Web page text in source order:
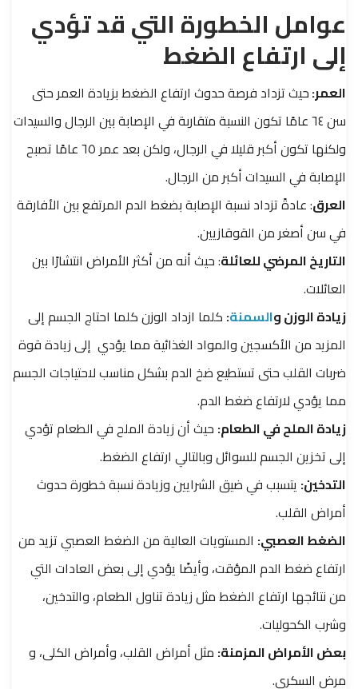
عوامل الخطورة التي قد تؤدي
إلى ارتفاع الضغط
العمر:حيث تزداد فرصة حدوث ارتفاع الضغط بزيادة العمر حتى
سن ٦٤ عامًا تكون النسبة متقاربة في الإصابة بين الرجال والسيدات
ولكنها تكون أكبر قليلا في الرجال، ولكن بعد عمر ٦٥ عامًا تصبح
الإصابة في السيدات أكبر من الرجال.
العرق: عادةً تزداد نسبة الإصابة بضغط الدم المرتفع بين الأفارقة
في سن أصغر من القوقازيين.
التاريخ المرضي للعائلة: حيث أنه من أكثر الأمراض انتشارًا بين
العائلات.
زيادة الوزن والسمنة: كلما ازداد الوزن كلما احتاج الجسم إلى
المزيد من الأكسجين والمواد الغذائية مما يؤدي إلى زيادة قوة
ضربات القلب حتى تستطيع ضخ الدم بشكل مناسب لاحتياجات الجسم
مما يؤدي لارتفاع ضغط الدم.
زيادة الملح في الطعام: حيث أن زيادة الملح في الطعام تؤدي
إلى تخزين الجسم للسوائل وبالتالي ارتفاع الضغط.
التدخين: يتسبب في ضيق الشرايين وزيادة نسبة خطورة حدوث
أمراض القلب.
الضغط العصبي: المستويات العالية من الضغط العصبي تزيد من
ارتفاع ضغط الدم المؤقت، وأيضًا يؤدي إلى بعض العادات التي
من نتائجها ارتفاع الضغط مثل زيادة تناول الطعام، والتدخين،
وشرب الكحوليات.
بعض الأمراض المزمنة: مثل أمراض القلب، وأمراض الكلى، و
مرض السكري.